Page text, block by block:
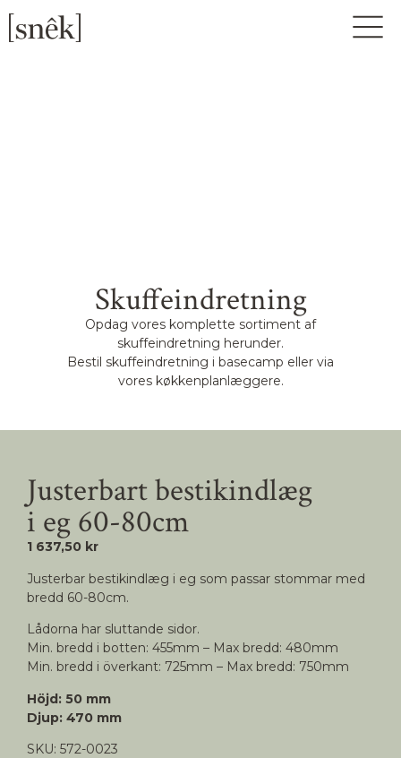
Skuffeindretning
Opdag vores komplette sortiment af
skuffeindretning herunder.
Bestil skuffeindretning i basecamp eller via
vores køkkenplanlæggere.
Justerbart bestikindlæg
i eg 60-80cm
1 637,50 kr
Justerbar bestikindlæg i eg som passar stommar med
bredd 60-80cm.
Lådorna har sluttande sidor.
Min. bredd i botten: 455mm – Max bredd: 480mm
Min. bredd i överkant: 725mm – Max bredd: 750mm
Höjd: 50 mm
Djup: 470 mm
SKU: 572-0023